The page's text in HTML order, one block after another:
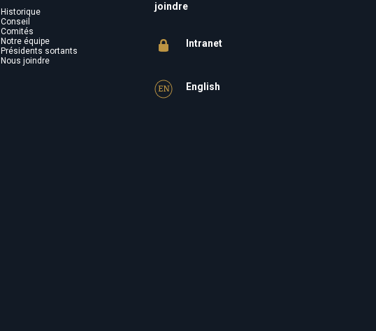
Historique
Conseil
Comités
Notre équipe
Présidents sortants
Nous joindre
joindre
Intranet
English